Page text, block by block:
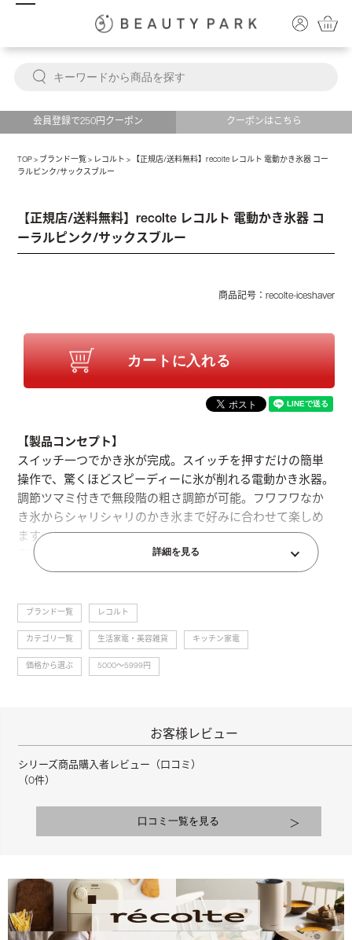
会員登録で250円クーポン クーポンはこちら
TOP> ブランド一覧> レコルト >
【正規店/送料無料】recolte レコルト 電動かき氷器 コー
ラルピンク/サックスブルー
価格から選ぶ > 5000～5999円
【正規店/送料無料】recolte レコルト 電動かき氷器
コーラルピンク/サックスブルー
【正規店/送料無料】recolte レコルト 電動かき氷器 コ
ーラルピンク/サックスブルー
商品記号： recolte-iceshaver
【製品コンセプト】
スイッチ一つでかき氷が完成。スイッチを押すだけの簡単
操作で、驚くほどスピーディーに氷が削れる電動かき氷器。
調節ツマミ付きで無段階の粗さ調節が可能。フワフワなか
き氷からシャリシャリのかき氷まで好みに合わせて楽しめ
ます。
専用の製氷カップで作った氷や、家庭用の製氷皿で作った
バラ氷、冷凍フルーツなどにも対応。
で、棚などに収納していても簡単に出し入れできます。
【製品特長】
●スピーディーな動作で氷の溶けを最小限に
パワフルモーターでハイスピードにかき氷を完成。スパイ
特徴です。調節ツマミで削る粗さの調節もでき、フワフワな
かき氷からシャリシャリのかき氷まで楽しめます。
●自宅で簡単気軽に、お店で出てくるようなフワフワかき
氷が楽しめる。
たバラ氷を使ったかき氷も対応。
また、専用の製氷カップや家庭用の製氷皿にジュースやヨー
アレンジかき氷 も作れます。
冷凍フルーツ（マンゴー、イチゴ、バナナなど）をそのま
ま削ったスイーツを楽しむこともできます。
●こだわりのデザイン＆カラーバリエーション
詳細を見る
ブランド一覧
レコルト
カテゴリ一覧 生活家電・美容雑貨 キッチン家電
価格から選ぶ 5000～5999円
シリーズ商品購入者レビュー（口コミ）
（0件）